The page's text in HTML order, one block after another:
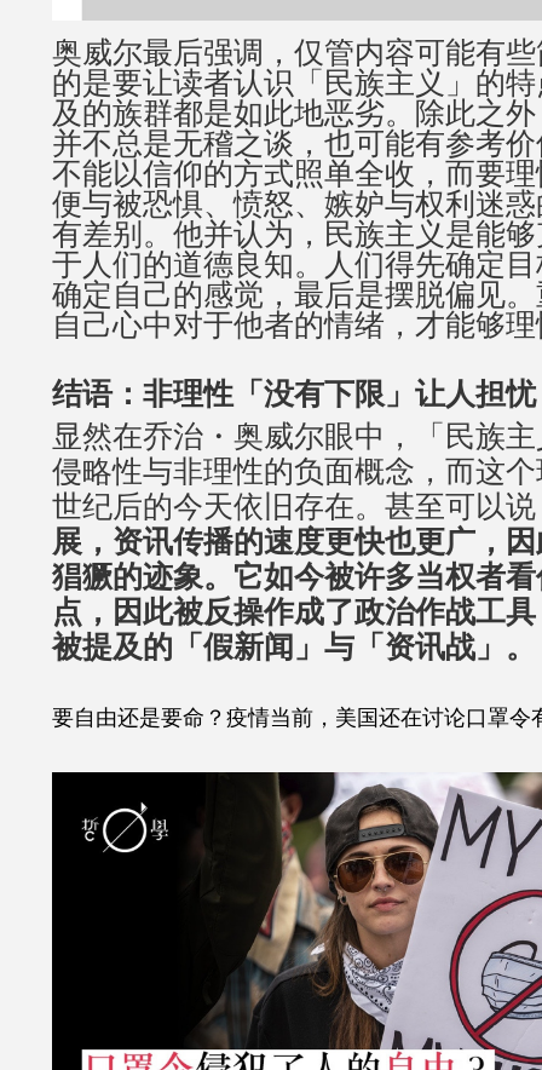
奥威尔最后强调，仅管内容可能有
的是要让读者认识「民族主义」的
及的族群都是如此地恶劣。除此之
并不总是无稽之谈，也可能有参考
不能以信仰的方式照单全收，而要
便与被恐惧、愤怒、嫉妒与权利迷
有差别。他并认为，民族主义是能
于人们的道德良知。人们得先确定
确定自己的感觉，最后是摆脱偏见
自己心中对于他者的情绪，才能够
结语：非理性「没有下限」让人担忧
显然在乔治・奥威尔眼中，「民族
侵略性与非理性的负面概念，而这
世纪后的今天依旧存在。甚至可以
展，资讯传播的速度更快也更广，
猖獗的迹象。它如今被许多当权者
点，因此被反操作成了政治作战工
被提及的「假新闻」与「资讯战」。
要自由还是要命？疫情当前，美国还在讨论口罩令